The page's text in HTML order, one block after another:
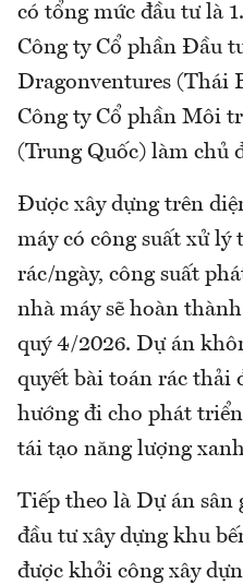
có tổng mức đầu tư là
Công ty Cổ phần Đầu
Dragonventures (Thái
Công ty Cổ phần Môi
(Trung Quốc) làm chủ
Được xây dựng trên
máy có công suất xử lý
rác/ngày, công suất
nhà máy sẽ hoàn
quý 4/2026. Dự án
quyết bài toán rác thải
hướng đi cho phát
tái tạo năng lượng
Tiếp theo là Dự án sân
đầu tư xây dựng khu
được khởi công xây